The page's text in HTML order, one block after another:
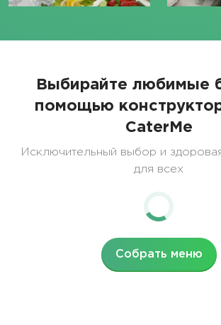
Выбирайте любимые
помощью
CaterMe
Исключительный выбор и
для всех
Собрать меню